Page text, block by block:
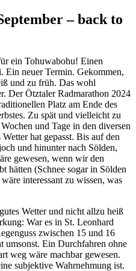
– back to
ein Tohuwabohu! Einen
Ein neuer Termin. Gekommen,
und zu früh. Das wohl
Der Ötztaler Radmarathon 2024
Platz am Ende des
Zu spät und vielleicht zu
und Tage in den diversen
hat gepasst. Bis auf den
und hinunter nach Sölden,
gewesen, wenn wir den
hätten (Schnee sogar in Sölden
interessant zu wissen, was
Wetter und nicht allzu heiß
War es in St. Leonhard
zwischen 15 und 16
umsonst. Ein Durchfahren ohne
weg wäre machbar gewesen.
subjektive Wahrnehmung ist.